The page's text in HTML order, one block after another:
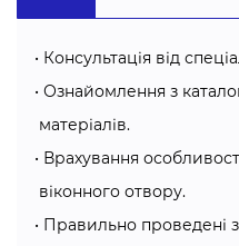
комп’ютером чи
декоративність —
(понад 530 видів) та
будь-який смак;
практичність—
призначенням приміщень
безпечність
- всі
Консультація від
Ознайомлення з
матеріалів.
Врахування
віконного отвору.
Правильно проведені